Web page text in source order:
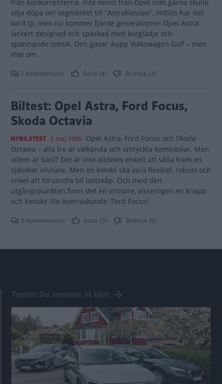
från konkurrenterna. Inte minst från Opel som gärna skulle
vilja döpa om segmentet till ”Astraklassen”. Hittills har det
varit tji, men nu kommer fjärde generationen Opel Astra;
läckert designad och späckad med körglädje och
spännande teknik. Den gasar ikapp Volkswagen Golf – men
inte om.
7 kommentarer Gasa (4) Bromsa (3)
Biltest: Opel Astra, Ford Focus,
Skoda Octavia
NYBILSTEST 3 maj 2005 Opel Astra, Ford Focus och Skoda
Octavia – alla tre är välkända och omtyckta kombibilar. Men
vilken är bäst? Det är inte alldeles enkelt att sålla fram en
självklar vinnare. Men en kombi ska vara flexibel, robust och
enkel att förvandla till lastskåp. Och med den
utgångspunkten finns det en vinnare, visserligen en knapp
och kanske lite överraskande: Ford Focus!
0 kommentarer Gasa (5) Bromsa (6)